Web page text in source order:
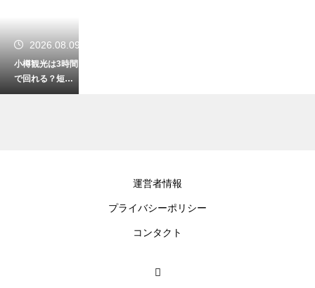
2026.08.09
小樽観光は3時間
で回れる？短時
間でも満喫でき
運営者情報
プライバシーポリシー
コンタクト